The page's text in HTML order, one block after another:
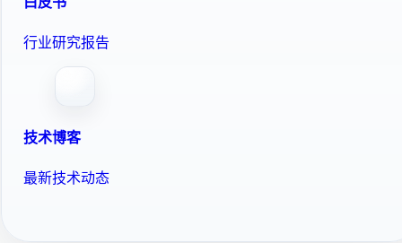
行业研究报告
技术博客
最新技术动态